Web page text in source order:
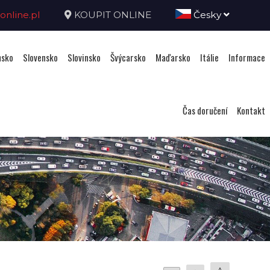
KOUPIT ONLINE Česky
Slovensko Slovinsko Švýcarsko Maďarsko Itálie Informace
Čas doručení Kontakt